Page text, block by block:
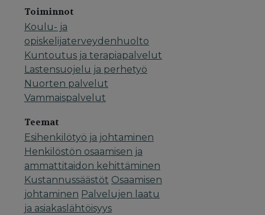
Toiminnot
Koulu- ja
opiskelijaterveydenhuolto
Kuntoutus ja terapiapalvelut
Lastensuojelu ja perhetyö
Nuorten palvelut
Vammaispalvelut
Teemat
Esihenkilötyö ja johtaminen
Henkilöstön osaamisen ja
ammattitaidon kehittäminen
Kustannussäästöt Osaamisen
johtaminen Palvelujen laatu
ja asiakaslähtöisyys